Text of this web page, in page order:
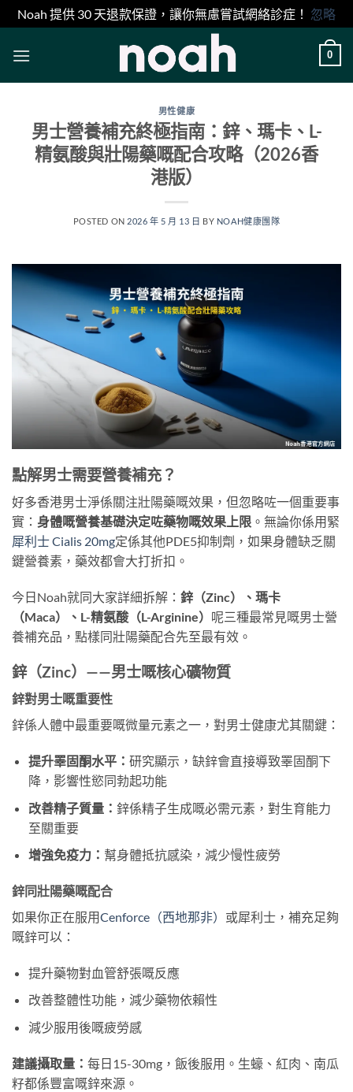
Noah 提供 30 天退款保證，讓你無慮嘗試網絡診症！ 忽略
0
男性健康
男士營養補充終極指南：鋅、瑪卡、L-
精氨酸與壯陽藥嘅配合攻略（2026香
港版）
POSTED ON 2026 年 5 月 13 日 BY NOAH健康團隊
點解男士需要營養補充？
好多香港男士淨係關注壯陽藥嘅效果，但忽略咗一個重要事
實： 身體嘅營養基礎決定咗藥物嘅效果上限 。無論你係用緊
犀利士 Cialis 20mg定係其他PDE5抑制劑，如果身體缺乏關
鍵營養素，藥效都會大打折扣。
今日Noah就同大家詳細拆解： 鋅（Zinc）、瑪卡
（Maca）、L-精氨酸（L-Arginine） 呢三種最常見嘅男士營
養補充品，點樣同壯陽藥配合先至最有效。
鋅（Zinc）——男士嘅核心礦物質
鋅對男士嘅重要性
鋅係人體中最重要嘅微量元素之一，對男士健康尤其關鍵：
提升睪固酮水平： 研究顯示，缺鋅會直接導致睪固酮下
降，影響性慾同勃起功能
改善精子質量： 鋅係精子生成嘅必需元素，對生育能力
至關重要
增強免疫力： 幫身體抵抗感染，減少慢性疲勞
鋅同壯陽藥嘅配合
如果你正在服用Cenforce（西地那非） 或犀利士，補充足夠
嘅鋅可以：
提升藥物對血管舒張嘅反應
改善整體性功能，減少藥物依賴性
減少服用後嘅疲勞感
建議攝取量： 每日15-30mg，飯後服用。生蠔、紅肉、南瓜
籽都係豐富嘅鋅來源。